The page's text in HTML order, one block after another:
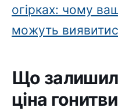
огірках: чому
можуть
Що
ціна